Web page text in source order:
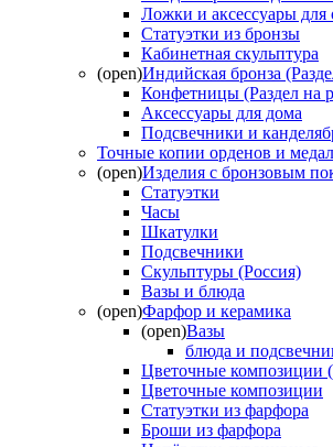
Ложки и аксессуары для
Статуэтки из бронзы
Кабинетная скульптура
(open)Индийская бронза
Конфетницы (Раздел на
Аксессуары для дома
Подсвечники и
Точные копии орденов и
(open)Изделия с бронзовым
Статуэтки
Часы
Шкатулки
Подсвечники
Скульптуры (Россия)
Вазы и блюда
(open)Фарфор и керамика
(open)Вазы
блюда и
Цветочные композиции
Цветочные композиции
Статуэтки из фарфора
Броши из фарфора